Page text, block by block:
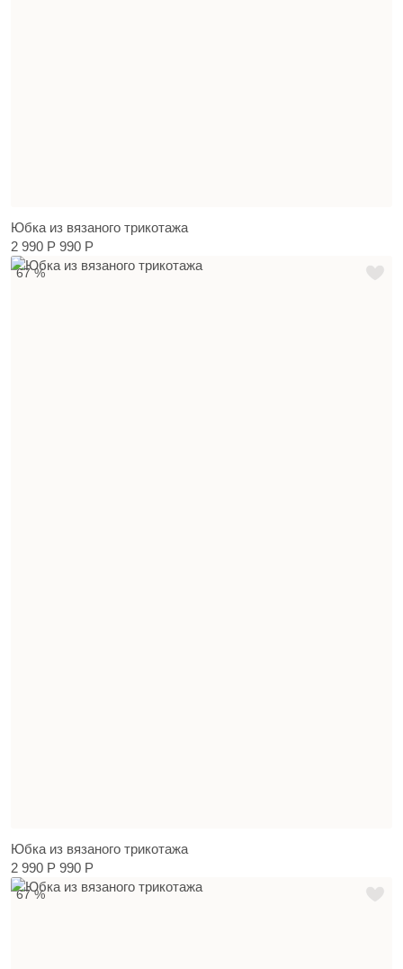
Юбка из вязаного трикотажа
2 990 Р 990 Р
67 %
Юбка из вязаного трикотажа
2 990 Р 990 Р
67 %